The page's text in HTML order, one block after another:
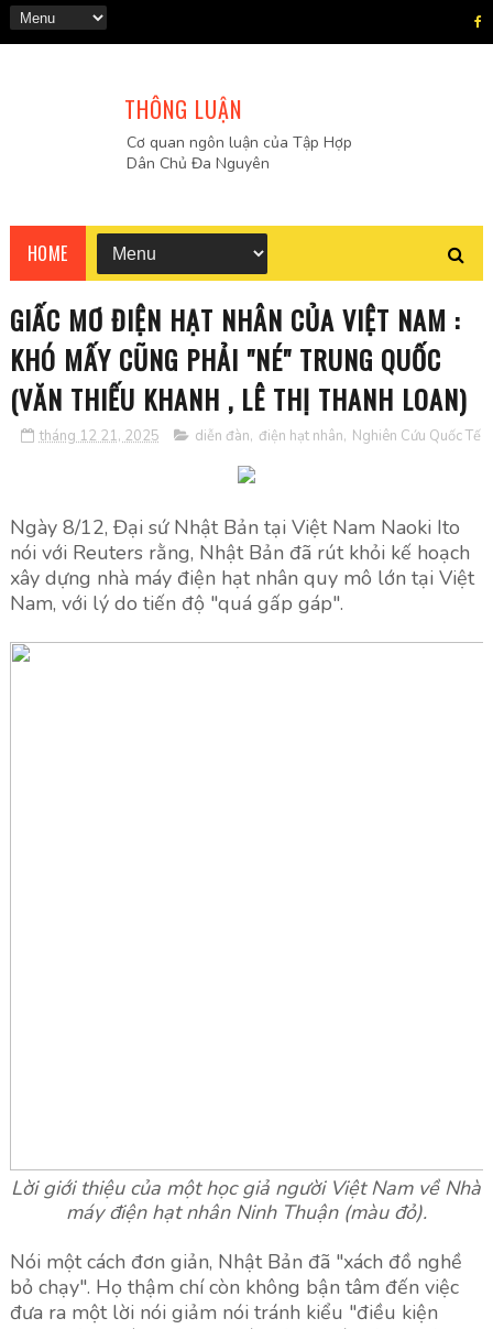
THÔNG LUẬN
Cơ quan ngôn luận của Tập Hợp
Dân Chủ Đa Nguyên
HOME
GIẤC MƠ ĐIỆN HẠT NHÂN CỦA VIỆT NAM :
KHÓ MẤY CŨNG PHẢI "NÉ" TRUNG QUỐC
(VĂN THIẾU KHANH , LÊ THỊ THANH LOAN)
tháng 12 21, 2025 diễn đàn, điện hạt nhân, Nghiên Cứu Quốc Tế
Ngày 8/12, Đại sứ Nhật Bản tại Việt Nam Naoki Ito
nói với Reuters rằng, Nhật Bản đã rút khỏi kế hoạch
xây dựng nhà máy điện hạt nhân quy mô lớn tại Việt
Nam, với lý do tiến độ "quá gấp gáp".
Lời giới thiệu của một học giả người Việt Nam về Nhà
máy điện hạt nhân Ninh Thuận (màu đỏ).
Nói một cách đơn giản, Nhật Bản đã "xách đồ nghề
bỏ chạy". Họ thậm chí còn không bận tâm đến việc
đưa ra một lời nói giảm nói tránh kiểu "điều kiện